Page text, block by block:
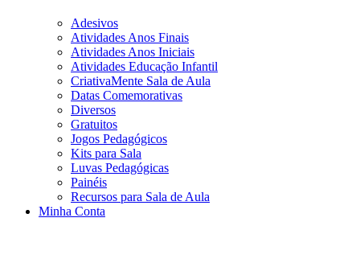
Adesivos
Atividades Anos Finais
Atividades Anos Iniciais
Atividades Educação Infantil
CriativaMente Sala de Aula
Datas Comemorativas
Diversos
Gratuitos
Jogos Pedagógicos
Kits para Sala
Luvas Pedagógicas
Painéis
Recursos para Sala de Aula
Minha Conta